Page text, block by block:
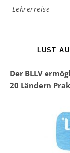
Lehrerreise
LUST
Der BLLV
20 Ländern